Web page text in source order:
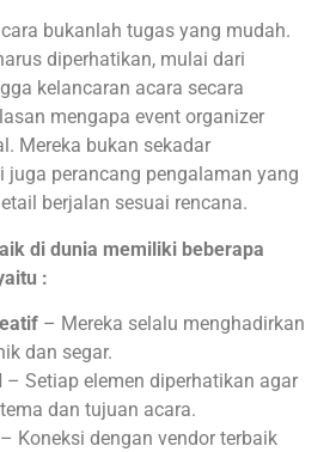
bukanlah tugas yang mudah.
diperhatikan, mulai dari
kelancaran acara secara
mengapa event organizer
Mereka bukan sekadar
juga perancang pengalaman yang
berjalan sesuai rencana.
di dunia memiliki beberapa
:
– Mereka selalu menghadirkan
dan segar.
– Setiap elemen diperhatikan agar
dan tujuan acara.
– Koneksi dengan vendor terbaik